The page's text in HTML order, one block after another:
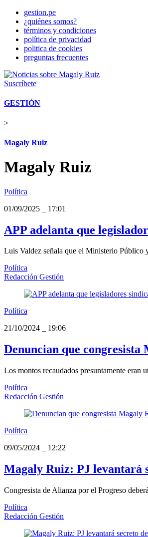
gestion.pe
¿quiénes somos?
términos y condiciones
política de privacidad
politica de cookies
preguntas frecuentes
Suscríbete
GESTIÓN
>
Magaly Ruiz
Magaly Ruiz
Política
01/09/2025
17:01
APP adelanta que
Luis Valdez señala que el Ministerio Público
Política
Redacción Gestión
Política
21/10/2024
19:06
Denuncian que
Los montos recaudados presuntamente eran
Política
Redacción Gestión
Política
09/05/2024
12:22
Magaly Ruiz: PJ levantará
Congresista de Alianza por el Progreso
Política
Redacción Gestión